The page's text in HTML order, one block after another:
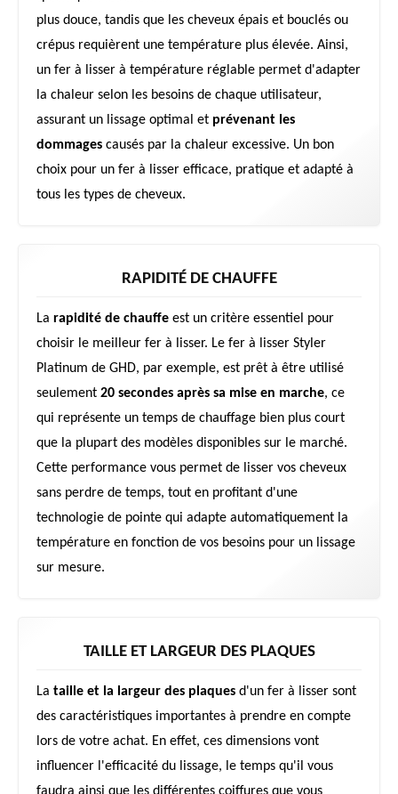
plus douce, tandis que les cheveux épais et bouclés ou
crépus requièrent une température plus élevée. Ainsi,
un fer à lisser à température réglable permet d'adapter
la chaleur selon les besoins de chaque utilisateur,
assurant un lissage optimal et prévenant les
dommages causés par la chaleur excessive. Un bon
choix pour un fer à lisser efficace, pratique et adapté à
tous les types de cheveux.
RAPIDITÉ DE CHAUFFE
La rapidité de chauffe est un critère essentiel pour
choisir le meilleur fer à lisser. Le fer à lisser Styler
Platinum de GHD, par exemple, est prêt à être utilisé
seulement 20 secondes après sa mise en marche, ce
qui représente un temps de chauffage bien plus court
que la plupart des modèles disponibles sur le marché.
Cette performance vous permet de lisser vos cheveux
sans perdre de temps, tout en profitant d'une
technologie de pointe qui adapte automatiquement la
température en fonction de vos besoins pour un lissage
sur mesure.
TAILLE ET LARGEUR DES PLAQUES
La taille et la largeur des plaques d'un fer à lisser sont
des caractéristiques importantes à prendre en compte
lors de votre achat. En effet, ces dimensions vont
influencer l'efficacité du lissage, le temps qu'il vous
faudra ainsi que les différentes coiffures que vous